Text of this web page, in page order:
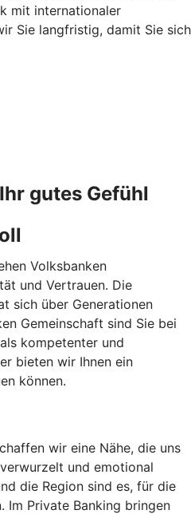
mit internationaler
Sie langfristig, damit Sie sich
gutes Gefühl
Volksbanken
und Vertrauen. Die
sich über Generationen
Gemeinschaft sind Sie bei
kompetenter und
bieten wir Ihnen ein
können.
wir eine Nähe, die uns
und emotional
die Region sind es, für die
Im Private Banking bringen